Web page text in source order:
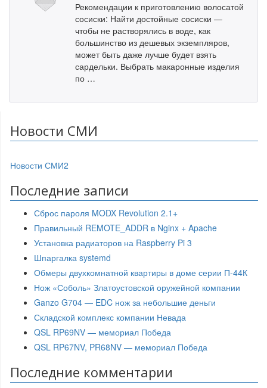
Рекомендации к приготовлению волосатой
сосиски: Найти достойные сосиски —
чтобы не растворялись в воде, как
большинство из дешевых экземпляров,
может быть даже лучше будет взять
сардельки. Выбрать макаронные изделия
по …
Новости СМИ
Новости СМИ2
Последние записи
Сброс пароля MODX Revolution 2.1+
Правильный REMOTE_ADDR в Nginx + Apache
Установка радиаторов на Raspberry Pi 3
Шпаргалка systemd
Обмеры двухкомнатной квартиры в доме серии П-44К
Нож «Соболь» Златоустовской оружейной компании
Ganzo G704 — EDC нож за небольшие деньги
Складской комплекс компании Невада
QSL RP69NV — мемориал Победа
QSL RP67NV, PR68NV — мемориал Победа
Последние комментарии